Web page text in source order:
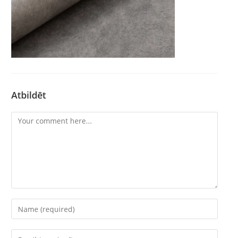
Atbildēt
Comment
Enter
your
name
Enter